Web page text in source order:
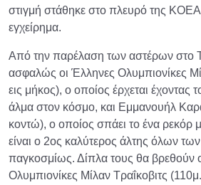
στιγμή στάθηκε στο πλευρό της
εγχείρημα.
Από την παρέλαση των αστέρων στο
ασφαλώς οι Έλληνες Ολυμπιονίκες
εις μήκος), ο οποίος έρχεται έχοντας
άλμα στον κόσμο, και Εμμανουήλ
κοντώ), ο οποίος σπάει το ένα ρεκόρ
είναι ο 2ος καλύτερος άλτης όλων
παγκοσμίως. Δίπλα τους θα βρεθούν
Ολυμπιονίκες Μίλαν Τραΐκοβιτς